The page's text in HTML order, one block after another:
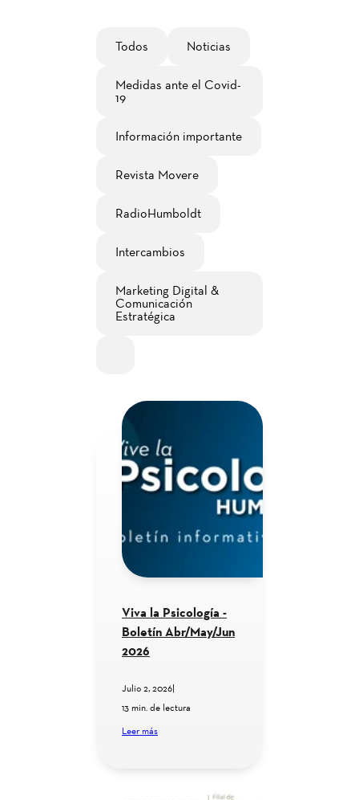
Todos Noticias
Medidas ante el Covid-
19
Información importante
Revista Movere
RadioHumboldt
Intercambios
Marketing Digital &
Comunicación
Estratégica
Viva la Psicología -
Boletín Abr/May/Jun
2026
Julio 2, 2026
13 min. de lectura
Leer más